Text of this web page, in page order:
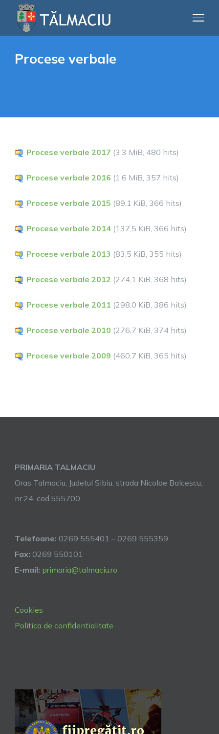
content
Procese verbale
Procese verbale 2017 (3,3 MiB, 480 hits)
Procese verbale 2016 (1,6 MiB, 357 hits)
Procese verbale 2015 (89,1 KiB, 366 hits)
Procese verbale 2014 (137,5 KiB, 366 hits)
Procese verbale 2013 (83,5 KiB, 355 hits)
Procese verbale 2012 (274,1 KiB, 368 hits)
Procese verbale 2011 (298,0 KiB, 386 hits)
Procese verbale 2010 (276,7 KiB, 374 hits)
Procese verbale 2009 (460,7 KiB, 365 hits)
PRIMARIA TALMACIU
Oras Talmaciu, Judetul Sibiu, strada Nicolae Balcescu,
nr.24, cod.555700
Telefoane: 0269 555401 – 0269 555359
Fax: 0269 550101
E-mail: primaria@talmaciu.ro
Cookies
Politica de confidentialitate